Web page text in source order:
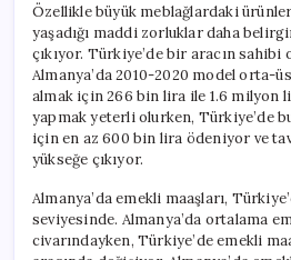
Özellikle büyük meblağlardaki
yaşadığı maddi zorluklar daha
çıkıyor. Türkiye’de bir aracın sahibi
Almanya’da 2010-2020 model orta-
almak için 266 bin lira ile 1.6 milyon
yapmak yeterli olurken, Türkiye’de
için en az 600 bin lira ödeniyor ve
yükseğe çıkıyor.
Almanya’da emekli maaşları,
seviyesinde. Almanya’da ortalama
civarındayken, Türkiye’de emekli